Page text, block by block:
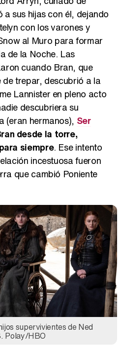
a sus hijas con él, dejando
con los varones y
al Muro para formar
de la Noche. Las
cuando Bran, que
trepar, descubrió a la
Lannister en pleno acto
descubriera su
(eran hermanos), Ser
desde la torre,
siempre. Ese intento
incestuosa fueron
que cambió Poniente
supervivientes de Ned
Polay/HBO